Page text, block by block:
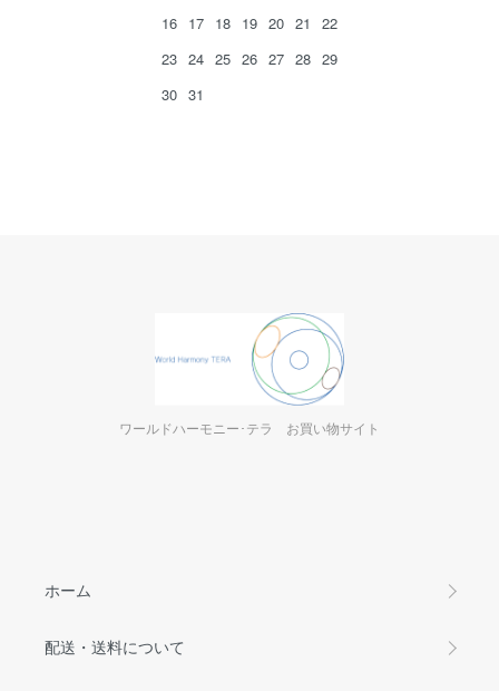
16 17 18 19 20 21
22
23 24 25 26 27 28 29
30 31
ワールドハーモニー･テラ お買い物サイト
ホーム
配送・送料について